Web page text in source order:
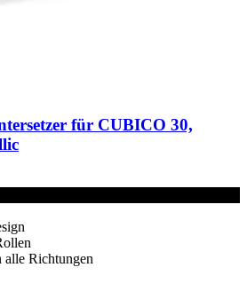
für CUBICO 30,
Richtungen